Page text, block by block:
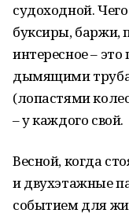
судоходной.
буксиры, баржи,
интересное –
дымящими
(лопастями
– у каждого свой.
Весной, когда
и двухэтажные
событием для